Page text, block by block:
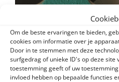
Om de beste ervaringen te bieden,
cookies om informatie over je
Door in te stemmen met deze
surfgedrag of unieke ID's op deze site
toestemming geeft of uw
invloed hebben op bepaalde functies